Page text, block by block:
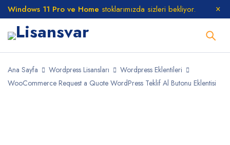
Windows 11 Pro ve Home stoklarımızda sizleri bekliyor.
Ana Sayfa Wordpress Lisansları
Wordpress Eklentileri
WooCommerce Request a Quote WordPress Teklif Al Butonu Eklentisi